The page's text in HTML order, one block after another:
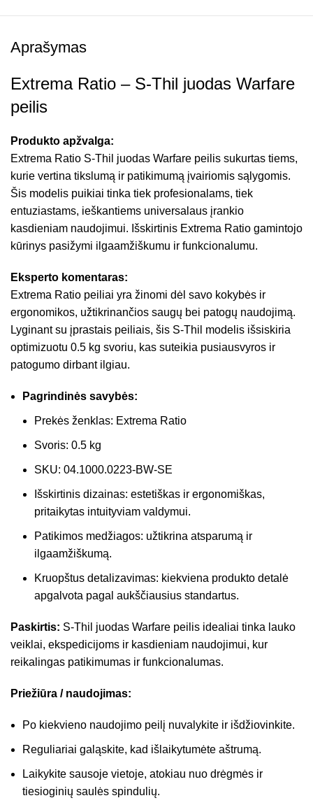
Aprašymas
Extrema Ratio – S-Thil juodas Warfare
peilis
Produkto apžvalga:
Extrema Ratio S-Thil juodas Warfare peilis sukurtas tiems,
kurie vertina tikslumą ir patikimumą įvairiomis sąlygomis.
Šis modelis puikiai tinka tiek profesionalams, tiek
entuziastams, ieškantiems universalaus įrankio
kasdieniam naudojimui. Išskirtinis Extrema Ratio gamintojo
kūrinys pasižymi ilgaamžiškumu ir funkcionalumu.
Eksperto komentaras:
Extrema Ratio peiliai yra žinomi dėl savo kokybės ir
ergonomikos, užtikrinančios saugų bei patogų naudojimą.
Lyginant su įprastais peiliais, šis S-Thil modelis išsiskiria
optimizuotu 0.5 kg svoriu, kas suteikia pusiausvyros ir
patogumo dirbant ilgiau.
Pagrindinės savybės:
Prekės ženklas: Extrema Ratio
Svoris: 0.5 kg
SKU: 04.1000.0223-BW-SE
Išskirtinis dizainas: estetiškas ir ergonomiškas,
pritaikytas intuityviam valdymui.
Patikimos medžiagos: užtikrina atsparumą ir
ilgaamžiškumą.
Kruopštus detalizavimas: kiekviena produkto detalė
apgalvota pagal aukščiausius standartus.
Paskirtis: S-Thil juodas Warfare peilis idealiai tinka lauko
veiklai, ekspedicijoms ir kasdieniam naudojimui, kur
reikalingas patikimumas ir funkcionalumas.
Priežiūra / naudojimas:
Po kiekvieno naudojimo peilį nuvalykite ir išdžiovinkite.
Reguliariai galąskite, kad išlaikytumėte aštrumą.
Laikykite sausoje vietoje, atokiau nuo drėgmės ir
tiesioginių saulės spindulių.